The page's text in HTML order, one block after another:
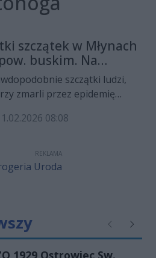
szczątek w Młynach
buskim. Na
Zbigniew Stonoga
szczątki ludzi,
zmarli przez epidemię
dawnej kopalni w Młynach
policja, teren jest
08:08
REKLAMA
Poprzednie